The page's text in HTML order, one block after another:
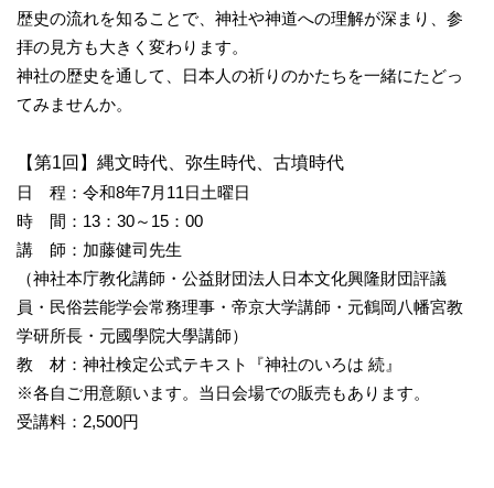
歴史の流れを知ることで、神社や神道への理解が深まり、参
拝の見方も大きく変わります。
神社の歴史を通して、日本人の祈りのかたちを一緒にたどっ
てみませんか。
【第1回】縄文時代、弥生時代、古墳時代
日 程：令和8年7月11日土曜日
時 間：13：30～15：00
講 師：加藤健司先生
（神社本庁教化講師・公益財団法人日本文化興隆財団評議
員・民俗芸能学会常務理事・帝京大学講師・元鶴岡八幡宮教
学研所長・元國學院大學講師）
教 材：神社検定公式テキスト『神社のいろは 続』
※各自ご用意願います。当日会場での販売もあります。
受講料：2,500円